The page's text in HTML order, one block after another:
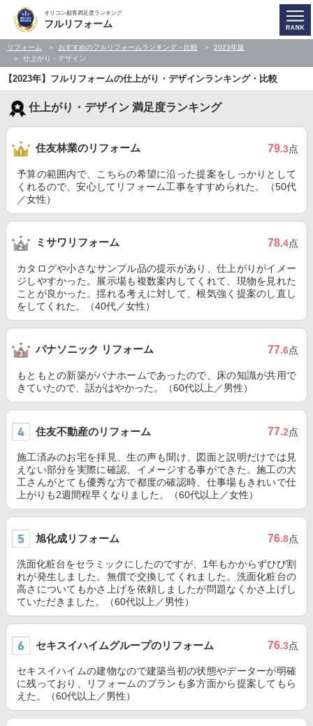
オリコン顧客満足度ランキング
フルリフォーム
リフォーム おすすめのフルリフォームランキング・比較
2023年版
仕上がり・デザイン
【2023年】フルリフォームの仕上がり・デザインランキング・比較
仕上がり・デザイン 満足度ランキング
住友林業のリフォーム 79.3点
予算の範囲内で、こちらの希望に沿った提案をしっかりとして
くれるので、安心してリフォーム工事をすすめられた。（50代
／女性）
ミサワリフォーム 78.4点
カタログや小さなサンプル品の提示があり、仕上がりがイメー
ジしやすかった。展示場も複数案内してくれて、現物を見れた
ことが良かった。揺れる考えに対して、根気強く提案のし直し
をしてくれた。（40代／女性）
パナソニック リフォーム 77.6点
もともとの新築がパナホームであったので、床の知識が共用で
きていたので、話がはやかった。（60代以上／男性）
住友不動産のリフォーム 77.2点
施工済みのお宅を拝見、生の声も聞け、図面と説明だけでは見
えない部分を実際に確認、イメージする事ができた。施工の大
工さんがとても優秀な方で都度の確認時、仕事場もきれいで仕
上がりも2週間程早くなりました。（60代以上／女性）
旭化成リフォーム 76.8点
洗面化粧台をセラミックにしたのですが、1年もかからずひび割
れが発生しました。無償で交換してくれました。洗面化粧台の
高さについてもかさ上げを依頼しましたが問題なくかさ上げし
ていただきました。（60代以上／男性）
セキスイハイムグループのリフォーム 76.3点
セキスイハイムの建物なので建築当初の状態やデーターが明確
に残っており、リフォームのプランも多方面から提案してもら
えた。（60代以上／男性）